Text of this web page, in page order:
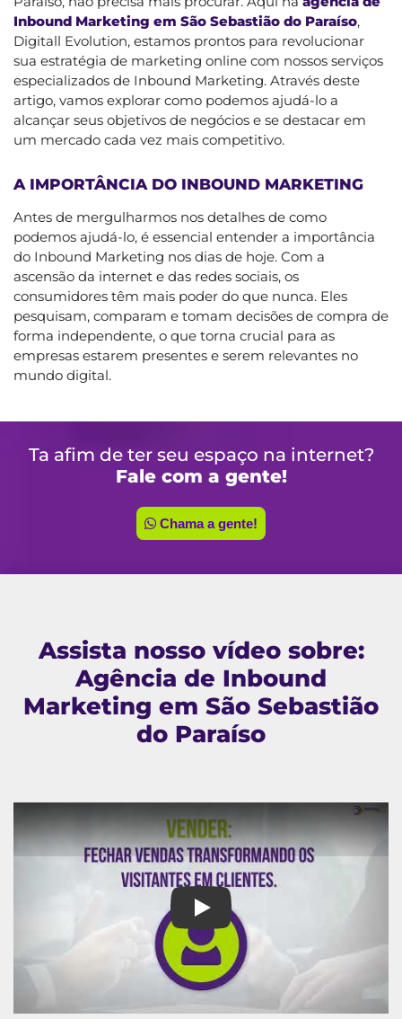
Inbound Marketing em São Sebastião do Paraíso,
Digitall Evolution, estamos prontos para revolucionar
sua estratégia de marketing online com nossos serviços
especializados de Inbound Marketing. Através deste
artigo, vamos explorar como podemos ajudá-lo a
alcançar seus objetivos de negócios e se destacar em
um mercado cada vez mais competitivo.
A IMPORTÂNCIA DO INBOUND MARKETING
Antes de mergulharmos nos detalhes de como
podemos ajudá-lo, é essencial entender a importância
do Inbound Marketing nos dias de hoje. Com a
ascensão da internet e das redes sociais, os
consumidores têm mais poder do que nunca. Eles
pesquisam, comparam e tomam decisões de compra de
forma independente, o que torna crucial para as
empresas estarem presentes e serem relevantes no
mundo digital.
Ta afim de ter seu espaço na internet?
Fale com a gente!
Chama a gente!
Assista nosso vídeo sobre:
Agência de Inbound
Marketing em São Sebastião
do Paraíso
Agência de Inbound